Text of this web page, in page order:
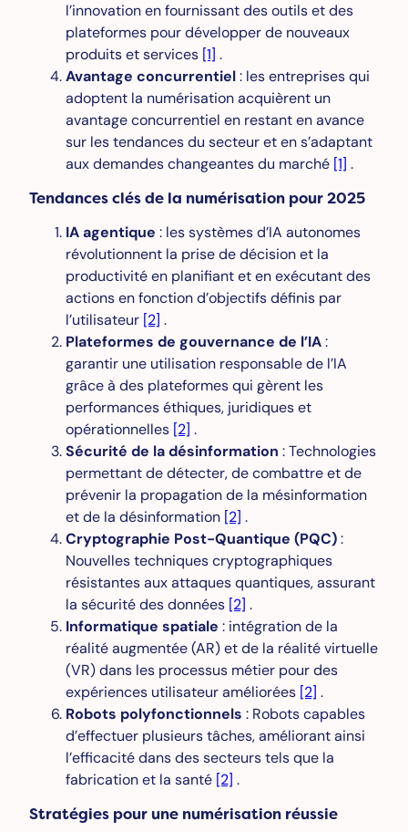
l’innovation en fournissant des outils et des
plateformes pour développer de nouveaux
produits et services [1] .
Avantage concurrentiel: les entreprises qui
adoptent la numérisation acquièrent un
avantage concurrentiel en restant en avance
sur les tendances du secteur et en s’adaptant
aux demandes changeantes du marché [1] .
Tendances clés de la numérisation pour 2025
IA agentique : les systèmes d’IA autonomes
révolutionnent la prise de décision et la
productivité en planifiant et en exécutant des
actions en fonction d’objectifs définis par
l’utilisateur [2] .
Plateformes de gouvernance de l’IA:
garantir une utilisation responsable de l’IA
grâce à des plateformes qui gèrent les
performances éthiques, juridiques et
opérationnelles [2] .
Sécurité de la désinformation : Technologies
permettant de détecter, de combattre et de
prévenir la propagation de la mésinformation
et de la désinformation [2] .
Cryptographie Post-Quantique (PQC):
Nouvelles techniques cryptographiques
résistantes aux attaques quantiques, assurant
la sécurité des données [2] .
Informatique spatiale : intégration de la
réalité augmentée (AR) et de la réalité virtuelle
(VR) dans les processus métier pour des
expériences utilisateur améliorées [2] .
Robots polyfonctionnels : Robots capables
d’effectuer plusieurs tâches, améliorant ainsi
l’efficacité dans des secteurs tels que la
fabrication et la santé [2] .
Stratégies pour une numérisation réussie